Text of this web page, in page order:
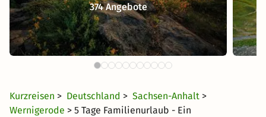
374 Angebote
Kurzreisen > Deutschland > Sachsen-Anhalt >
Wernigerode > 5 Tage Familienurlaub - Ein